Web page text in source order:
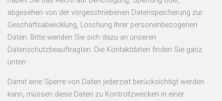
abgesehen von der vorgeschriebenen Datenspeicherung zur
Geschäftsabwicklung, Löschung Ihrer personenbezogenen
Daten. Bitte wenden Sie sich dazu an unseren
Datenschutzbeauftragten. Die Kontaktdaten finden Sie ganz
unten.
Damit eine Sperre von Daten jederzeit berücksichtigt werden
kann, müssen diese Daten zu Kontrollzwecken in einer